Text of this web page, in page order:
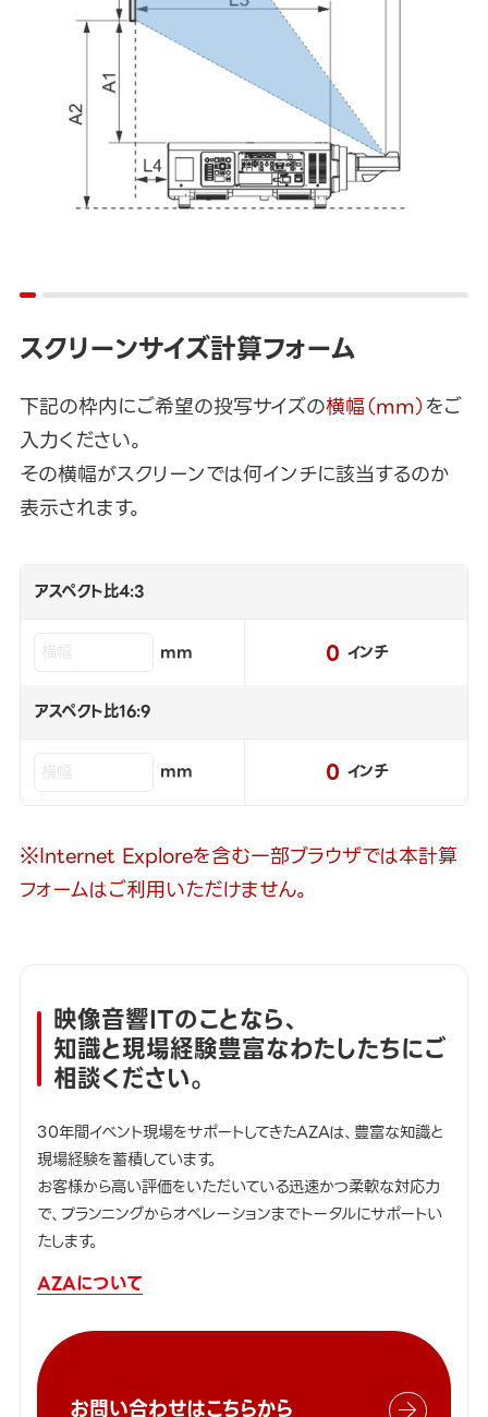
スクリーンサイズ計算フォーム
下記の枠内にご希望の投写サイズの横幅（mm）をご
入力ください。
その横幅がスクリーンでは何インチに該当するのか
表示されます。
アスペクト比4:3
mm 0 インチ
アスペクト比16:9
mm 0 インチ
※Internet Exploreを含む一部ブラウザでは本計算
フォームはご利用いただけません。
映像音響ITのことなら、
知識と現場経験豊富なわたしたちにご
相談ください。
30年間イベント現場をサポートしてきたAZAは、豊富な知識と
現場経験を蓄積しています。
お客様から高い評価をいただいている迅速かつ柔軟な対応力
で、プランニングからオペレーションまでトータルにサポートい
たします。
AZAについて
お問い合わせはこちらから